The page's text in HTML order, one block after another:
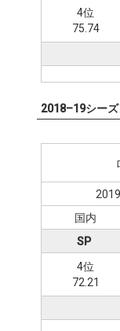
4位
75.74
2018–19シーズ
国内
SP
4位
72.21